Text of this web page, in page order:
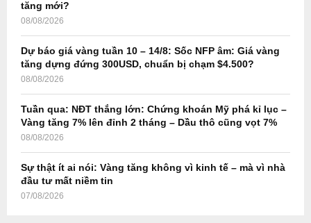
tăng mới?
08/08/2026
Dự báo giá vàng tuần 10 – 14/8: Sốc NFP âm: Giá vàng
tăng dựng đứng 300USD, chuẩn bị chạm $4.500?
08/08/2026
Tuần qua: NĐT thắng lớn: Chứng khoán Mỹ phá kỉ lục –
Vàng tăng 7% lên đỉnh 2 tháng – Dầu thô cũng vọt 7%
08/08/2026
Sự thật ít ai nói: Vàng tăng không vì kinh tế – mà vì nhà
đầu tư mất niềm tin
07/08/2026